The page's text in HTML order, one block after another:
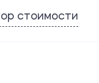
стоимости